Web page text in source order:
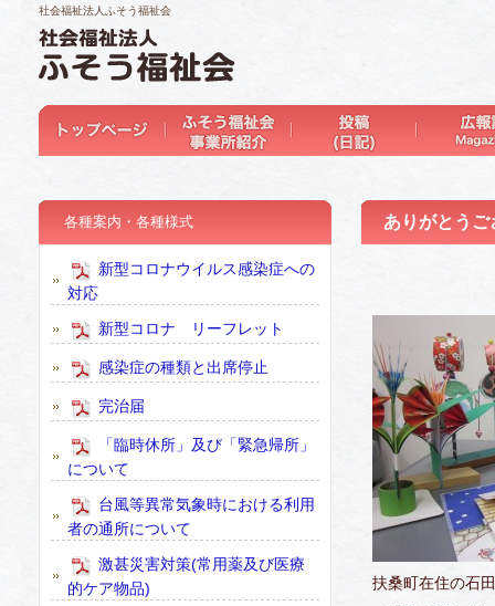
社会福祉法人ふそう福祉会
ありがとう
扶桑町在住の石
各種案内・各種様式
新型コロナウイルス感染症への
対応
新型コロナ リーフレット
感染症の種類と出席停止
完治届
「臨時休所」及び「緊急帰所」
について
台風等異常気象時における利用
者の通所について
激甚災害対策(常用薬及び医療
的ケア物品)